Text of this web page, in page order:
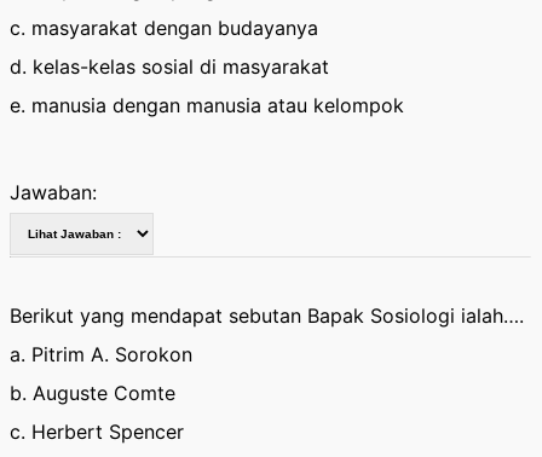
c. masyarakat dengan budayanya
d. kelas-kelas sosial di masyarakat
e. manusia dengan manusia atau kelompok
Jawaban:
Berikut yang mendapat sebutan Bapak Sosiologi ialah….
a. Pitrim A. Sorokon
b. Auguste Comte
c. Herbert Spencer